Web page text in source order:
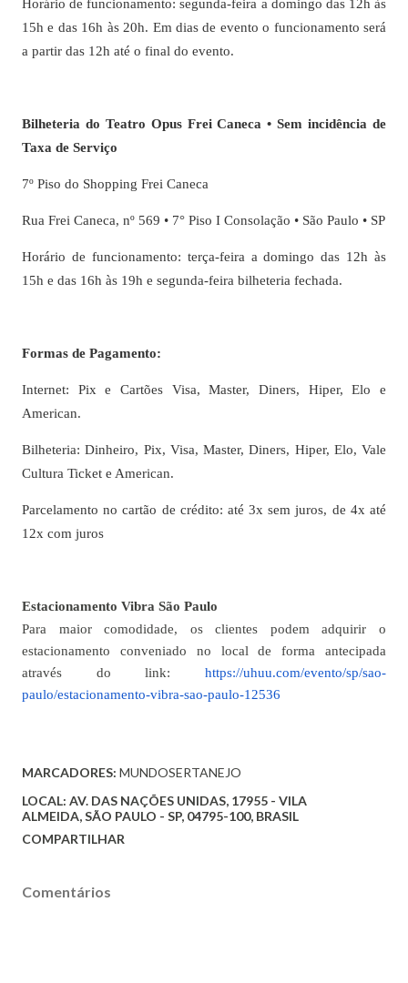
Horário de funcionamento: segunda-feira a domingo das 12h às
15h e das 16h às 20h. Em dias de evento o funcionamento será
a partir das 12h até o final do evento.
Bilheteria do Teatro Opus Frei Caneca • Sem incidência de
Taxa de Serviço
7º Piso do Shopping Frei Caneca
Rua Frei Caneca, nº 569 • 7° Piso I Consolação • São Paulo • SP
Horário de funcionamento: terça-feira a domingo das 12h às
15h e das 16h às 19h e segunda-feira bilheteria fechada.
Formas de Pagamento:
Internet: Pix e Cartões Visa, Master, Diners, Hiper, Elo e
American.
Bilheteria: Dinheiro, Pix, Visa, Master, Diners, Hiper, Elo, Vale
Cultura Ticket e American.
Parcelamento no cartão de crédito: até 3x sem juros, de 4x até
12x com juros
Estacionamento Vibra São Paulo
Para maior comodidade, os clientes podem adquirir o
estacionamento conveniado no local de forma antecipada
através do link:
https://uhuu.com/evento/sp/sao-
paulo/estacionamento-vibra-sao-paulo-12536
MARCADORES: MUNDOSERTANEJO
LOCAL: AV. DAS NAÇÕES UNIDAS, 17955 - VILA
ALMEIDA, SÃO PAULO - SP, 04795-100, BRASIL
COMPARTILHAR
Comentários